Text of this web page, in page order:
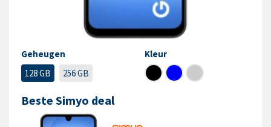
Geheugen
128 GB
256 GB
Kleur
Beste Simyo deal